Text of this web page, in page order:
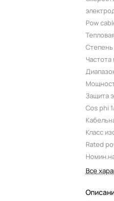
Pow
Защита
Cos phi
Класс
Rated
Все